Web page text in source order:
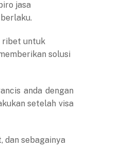
jasa
ribet untuk
solusi
anda dengan
setelah visa
dan sebagainya